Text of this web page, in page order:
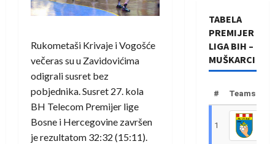
Rukometaši Krivaje i Vogošće
večeras su u Zavidovićima
odigrali susret bez
pobjednika. Susret 27. kola
BH Telecom Premijer lige
Bosne i Hercegovine završen
je rezultatom 32:32 (15:11).
TABELA
PREMIJER
LIGA BIH –
MUŠKARCI
# Teams
1